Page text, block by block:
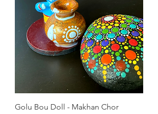
Golu Bou Doll - Makhan Chor